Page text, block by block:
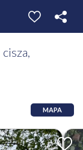
MAPA